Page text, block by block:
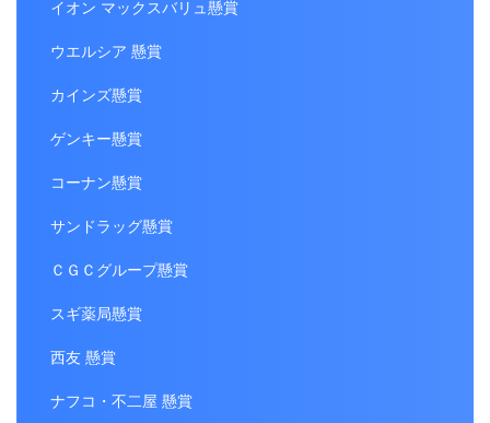
イオン マックスバリュ懸賞
ウエルシア 懸賞
カインズ懸賞
ゲンキー懸賞
コーナン懸賞
サンドラッグ懸賞
ＣＧＣグループ懸賞
スギ薬局懸賞
西友 懸賞
ナフコ・不二屋 懸賞